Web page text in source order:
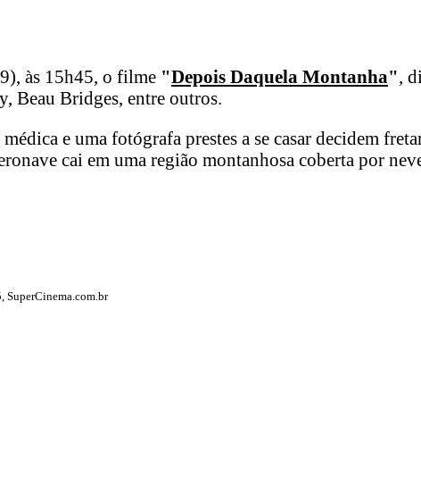
às 15h45, o filme "Depois Daquela Montanha",
Beau Bridges, entre outros.
e uma fotógrafa prestes a se casar decidem
cai em uma região montanhosa coberta por
SuperCinema.com.br